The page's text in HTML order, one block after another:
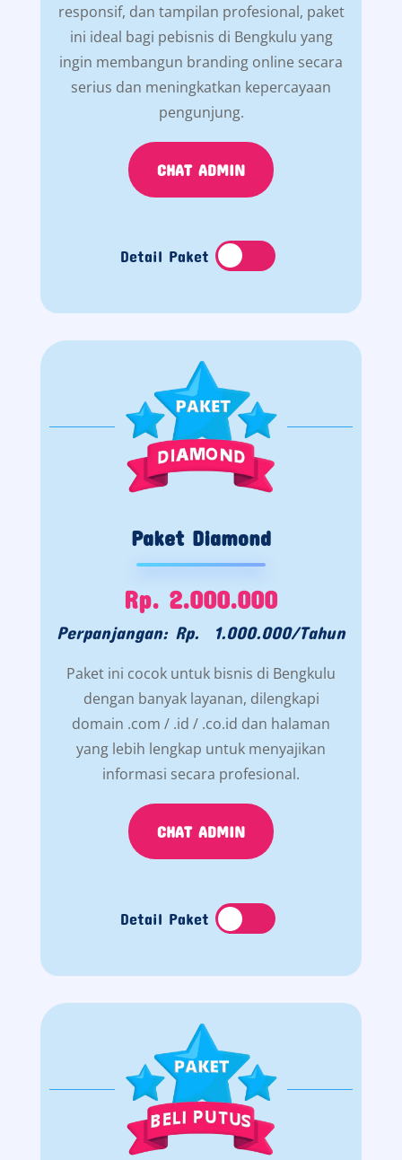
responsif, dan tampilan profesional, paket
ini ideal bagi pebisnis di Bengkulu yang
ingin membangun branding online secara
serius dan meningkatkan kepercayaan
pengunjung.
CHAT ADMIN
Detail Paket
Paket Diamond
Rp. 2.000.000
Perpanjangan: Rp. 1.000.000/Tahun
Paket ini cocok untuk bisnis di Bengkulu
dengan banyak layanan, dilengkapi
domain .com / .id / .co.id dan halaman
yang lebih lengkap untuk menyajikan
informasi secara profesional.
CHAT ADMIN
Detail Paket